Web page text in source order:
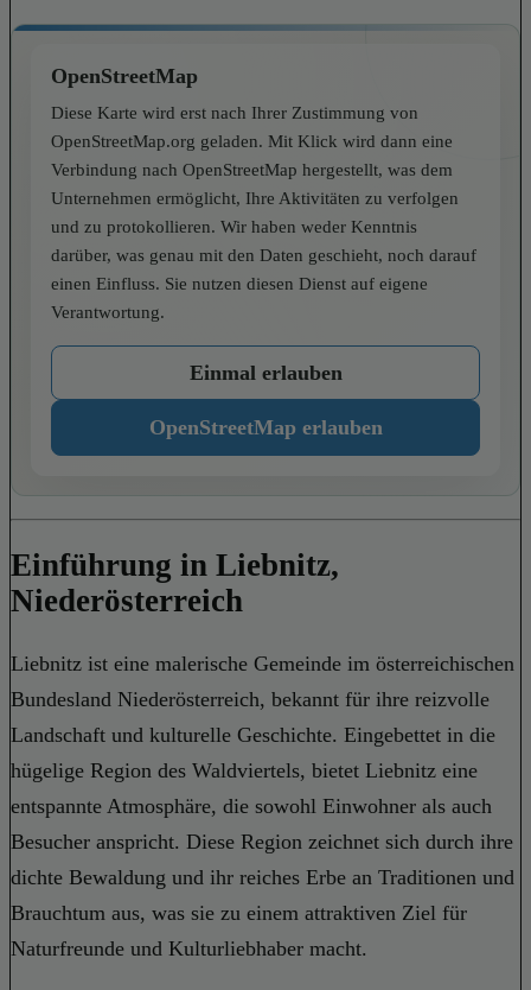
OpenStreetMap
Diese Karte wird erst nach Ihrer Zustimmung von
OpenStreetMap.org geladen. Mit Klick wird dann eine
Verbindung nach OpenStreetMap hergestellt, was dem
Unternehmen ermöglicht, Ihre Aktivitäten zu verfolgen
und zu protokollieren. Wir haben weder Kenntnis
darüber, was genau mit den Daten geschieht, noch darauf
einen Einfluss. Sie nutzen diesen Dienst auf eigene
Verantwortung.
Einmal erlauben
OpenStreetMap erlauben
Einführung in Liebnitz,
Niederösterreich
Liebnitz ist eine malerische Gemeinde im österreichischen
Bundesland Niederösterreich, bekannt für ihre reizvolle
Landschaft und kulturelle Geschichte. Eingebettet in die
hügelige Region des Waldviertels, bietet Liebnitz eine
entspannte Atmosphäre, die sowohl Einwohner als auch
Besucher anspricht. Diese Region zeichnet sich durch ihre
dichte Bewaldung und ihr reiches Erbe an Traditionen und
Brauchtum aus, was sie zu einem attraktiven Ziel für
Naturfreunde und Kulturliebhaber macht.